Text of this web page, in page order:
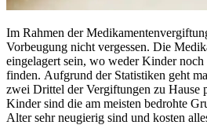
Im Rahmen der
Vorbeugung nicht vergessen. Die
eingelagert sein, wo weder Kinder noch
finden. Aufgrund der Statistiken geht
zwei Drittel der Vergiftungen zu Hause
Kinder sind die am meisten bedrohte
Alter sehr neugierig sind und kosten